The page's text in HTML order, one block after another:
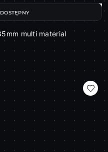
multi material